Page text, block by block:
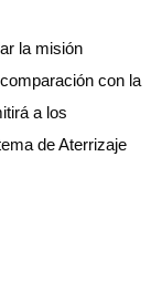
la misión
con la
a los
de Aterrizaje